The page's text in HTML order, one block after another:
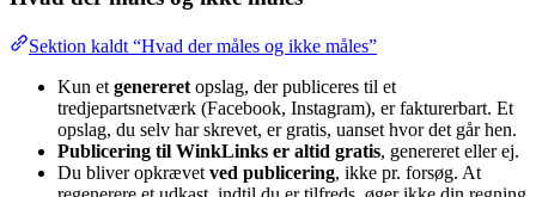
Sektion kaldt “Hvad der måles og ikke måles”
Kun et genereret opslag, der publiceres til et
tredjepartsnetværk (Facebook, Instagram), er fakturerbart. Et
opslag, du selv har skrevet, er gratis, uanset hvor det går hen.
Publicering til WinkLinks er altid gratis, genereret eller ej.
Du bliver opkrævet ved publicering, ikke pr. forsøg. At